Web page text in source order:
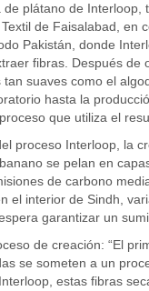
de plátano de
de Faisalabad, en
Pakistán, donde
fibras. Después de
tan suaves como el
hasta la
que utiliza el
proceso Interloop, la
se pelan en
de carbono
el interior de Sindh,
garantizar un
de creación: “El
se someten a un
estas fibras